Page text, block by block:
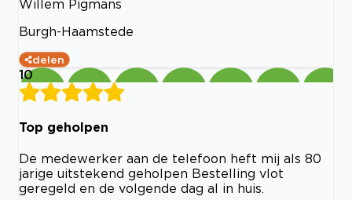
Willem Pigmans
Burgh-Haamstede
delen
10
Top geholpen
De medewerker aan de telefoon heft mij als 80
jarige uitstekend geholpen Bestelling vlot
geregeld en de volgende dag al in huis.